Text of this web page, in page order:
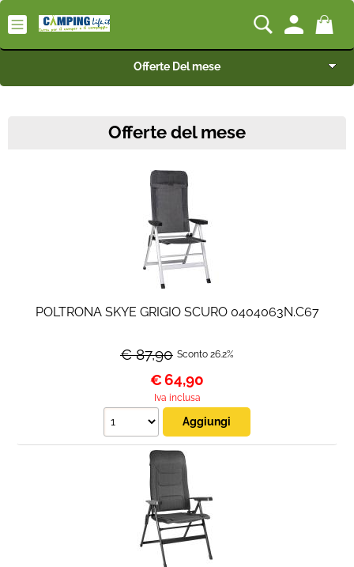
Articoli per Furgonati e Van
Speciale Arredo
Campeggio e Giardino
BEST SELLER
Rimorchi
Nautica
Offerte Del mese
Fineserie e Occasioni
Convenzioni
La nostra Officina
Veicoli Pronta consegna
Offerte del mese
POLTRONA SKYE GRIGIO SCURO 0404063N.C67
€ 87,90 Sconto 26.2%
€64,90
Iva inclusa